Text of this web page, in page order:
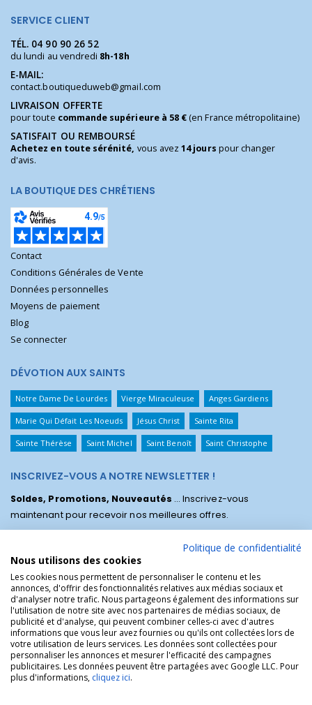
SERVICE CLIENT
TÉL. 04 90 90 26 52
du lundi au vendredi 8h-18h
E-MAIL:
contact.boutiqueduweb@gmail.com
LIVRAISON OFFERTE
pour toute commande supérieure à 58 €(en France métropolitaine)
SATISFAIT OU REMBOURSÉ
Achetez en toute sérénité, vous avez14 jours pour changer
d'avis.
LA BOUTIQUE DES CHRÉTIENS
Contact
Conditions Générales de Vente
Données personnelles
Moyens de paiement
Blog
Se connecter
DÉVOTION AUX SAINTS
Notre Dame De Lourdes Vierge Miraculeuse Anges Gardiens
Marie Qui Défait Les Noeuds Jésus Christ Sainte Rita
Sainte Thérèse Saint Michel Saint Benoît Saint Christophe
INSCRIVEZ-VOUS A NOTRE NEWSLETTER !
Soldes, Promotions, Nouveautés ... Inscrivez-vous
maintenant pour recevoir nos meilleures offres.
La Boutique des Chrétiens © | La boutique religieuse chrétienne de
référence !.
Politique de confidentialité
Nous utilisons des cookies
Les cookies nous permettent de personnaliser le contenu et les
annonces, d'offrir des fonctionnalités relatives aux médias sociaux et
d'analyser notre trafic. Nous partageons également des informations sur
l'utilisation de notre site avec nos partenaires de médias sociaux, de
publicité et d'analyse, qui peuvent combiner celles-ci avec d'autres
informations que vous leur avez fournies ou qu'ils ont collectées lors de
votre utilisation de leurs services. Les données sont collectées pour
personnaliser les annonces et mesurer l'efficacité des campagnes
publicitaires. Les données peuvent être partagées avec Google LLC. Pour
plus d'informations, cliquez ici.